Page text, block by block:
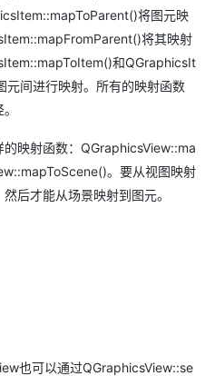
将图元映
将其映射
和QGraphicsIt
间进行映射。所有的映射函数
映射函数：QGraphicsView::ma
。要从视图映射
后才能从场景映射到图元。
也可以通过QGraphicsView::se